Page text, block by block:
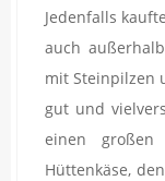
Jedenfalls
auch
mit Steinpilzen
gut und
einen großen
Hüttenkäse,